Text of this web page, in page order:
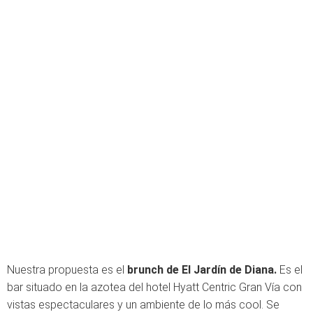
Nuestra propuesta es el brunch de El Jardín de Diana. Es el
bar situado en la azotea del hotel Hyatt Centric Gran Vía con
vistas espectaculares y un ambiente de lo más cool. Se